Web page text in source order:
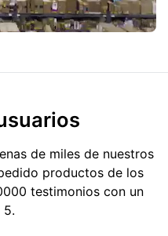
de miles de nuestros
productos de los
testimonios con un
5.